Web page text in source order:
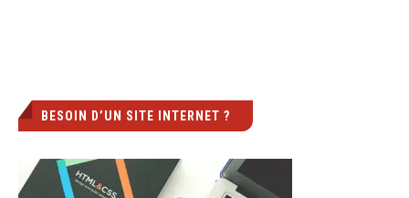
BESOIN D’UN SITE INTERNET ?